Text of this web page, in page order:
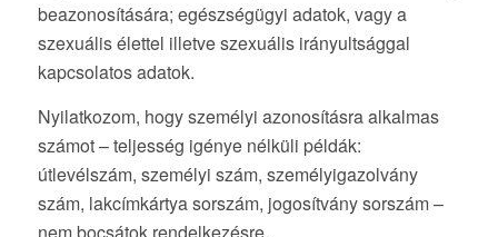
beazonosítására; egészségügyi adatok, vagy a
szexuális élettel illetve szexuális irányultsággal
kapcsolatos adatok.
Nyilatkozom, hogy személyi azonosításra alkalmas
számot – teljesség igénye nélküli példák:
útlevélszám, személyi szám, személyigazolvány
szám, lakcímkártya sorszám, jogosítvány sorszám –
nem bocsátok rendelkezésre.